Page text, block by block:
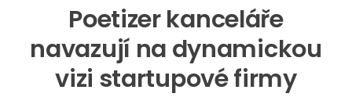
Poetizer kanceláře
navazují na dynamickou
vizi startupové firmy